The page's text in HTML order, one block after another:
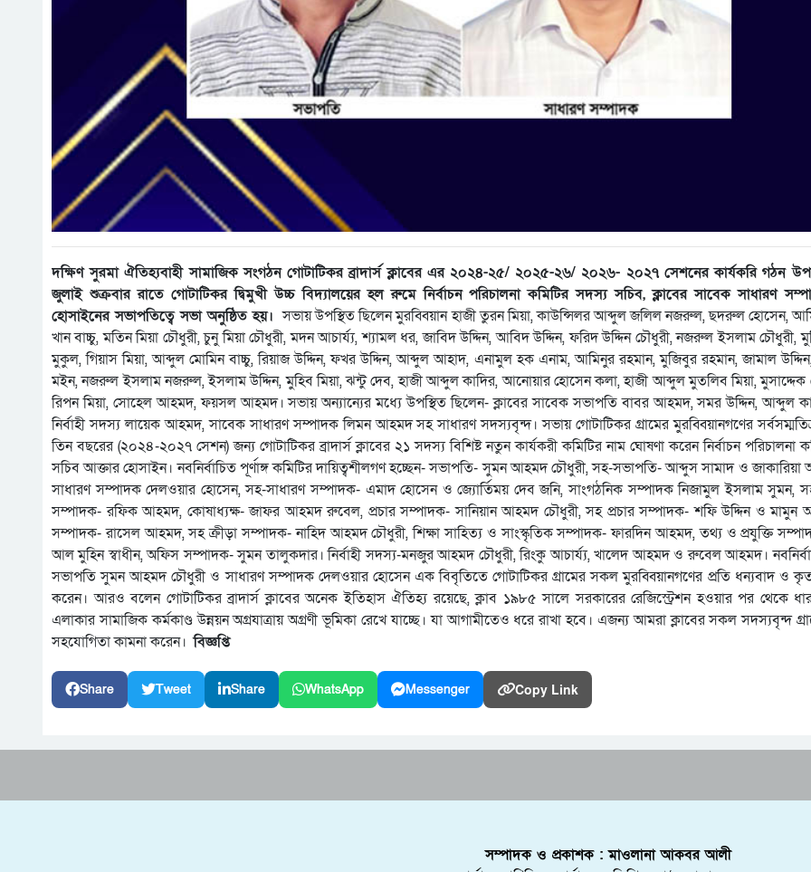
দক্ষিণ সুরমা ঐতিহ্যবাহী সামাজিক সংগঠন গোটাটিকর ব্রাদার্স ক্লাবের এর ২০২৪-২৫/ ২০২৫-২৬/ ২০২৬- ২০২৭ সেশনের কার্যকরি গঠন
জুলাই শুক্রবার রাতে গোটাটিকর দ্বিমুখী উচ্চ বিদ্যালয়ের হল রুমে নির্বাচন পরিচালনা কমিটির সদস্য সচিব, ক্লাবের সাবেক সাধারণ
হোসাইনের সভাপতিত্বে সভা অনুষ্ঠিত হয়। সভায় উপস্থিত ছিলেন মুরব্বিয়ান হাজী তুরন মিয়া, কাউন্সিলর আব্দুল জলিল নজরুল, ছদরুল হোসেন,
খান বাচ্চু, মতিন মিয়া চৌধুরী, চুনু মিয়া চৌধুরী, মদন আচার্য্য, শ্যামল ধর, জাবিদ উদ্দিন, আবিদ উদ্দিন, ফরিদ উদ্দিন চৌধুরী, নজরুল ইসলাম চৌধুরী,
মুকুল, গিয়াস মিয়া, আব্দুল মোমিন বাচ্চু, রিয়াজ উদ্দিন, ফখর উদ্দিন, আব্দুল আহাদ, এনামুল হক এনাম, আমিনুর রহমান, মুজিবুর রহমান, জামাল
মইন, নজরুল ইসলাম নজরুল, ইসলাম উদ্দিন, মুহিব মিয়া, ঝন্টু দেব, হাজী আব্দুল কাদির, আনোয়ার হোসেন কলা, হাজী আব্দুল মুতলিব মিয়া, মুসাদ্দেক
রিপন মিয়া, সোহেল আহমদ, ফয়সল আহমদ। সভায় অন্যান্যের মধ্যে উপস্থিত ছিলেন- ক্লাবের সাবেক সভাপতি বাবর আহমদ, সমর উদ্দিন, আব্দুল
নির্বাহী সদস্য লায়েক আহমদ, সাবেক সাধারণ সম্পাদক লিমন আহমদ সহ সাধারণ সদস্যবৃন্দ। সভায় গোটাটিকর গ্রামের মুরব্বিয়ানগণের
তিন বছরের (২০২৪-২০২৭ সেশন) জন্য গোটাটিকর ব্রাদার্স ক্লাবের ২১ সদস্য বিশিষ্ট নতুন কার্যকরী কমিটির নাম ঘোষণা করেন নির্বাচন পরিচালনা
সচিব আক্তার হোসাইন। নবনির্বাচিত পূর্ণাঙ্গ কমিটির দায়িত্বশীলগণ হচ্ছেন- সভাপতি- সুমন আহমদ চৌধুরী, সহ-সভাপতি- আব্দুস সামাদ ও
সাধারণ সম্পাদক দেলওয়ার হোসেন, সহ-সাধারণ সম্পাদক- এমাদ হোসেন ও জ্যোর্তিময় দেব জনি, সাংগঠনিক সম্পাদক নিজামুল ইসলাম সুমন,
সম্পাদক- রফিক আহমদ, কোষাধ্যক্ষ- জাফর আহমদ রুবেল, প্রচার সম্পাদক- সানিয়ান আহমদ চৌধুরী, সহ প্রচার সম্পাদক- শফি উদ্দিন ও মামুন
সম্পাদক- রাসেল আহমদ, সহ ক্রীড়া সম্পাদক- নাহিদ আহমদ চৌধুরী, শিক্ষা সাহিত্য ও সাংস্কৃতিক সম্পাদক- ফারদিন আহমদ, তথ্য ও প্রযুক্তি
আল মুহিন স্বাধীন, অফিস সম্পাদক- সুমন তালুকদার। নির্বাহী সদস্য-মনজুর আহমদ চৌধুরী, রিংকু আচার্য্য, খালেদ আহমদ ও রুবেল আহমদ।
সভাপতি সুমন আহমদ চৌধুরী ও সাধারণ সম্পাদক দেলওয়ার হোসেন এক বিবৃতিতে গোটাটিকর গ্রামের সকল মুরব্বিয়ানগণের প্রতি ধন্যবাদ ও
করেন। আরও বলেন গোটাটিকর ব্রাদার্স ক্লাবের অনেক ইতিহাস ঐতিহ্য রয়েছে, ক্লাব ১৯৮৫ সালে সরকারের রেজিস্ট্রেশন হওয়ার পর থেকে
এলাকার সামাজিক কর্মকাণ্ড উন্নয়ন অগ্রযাত্রায় অগ্রণী ভূমিকা রেখে যাচ্ছে। যা আগামীতেও ধরে রাখা হবে। এজন্য আমরা ক্লাবের সকল সদস্যবৃন্দ
সহযোগিতা কামনা করেন।বিজ্ঞপ্তি
Share Tweet Share WhatsApp Messenger Copy Link
সম্পাদক ও প্রকাশক : মাওলানা আকবর আলী